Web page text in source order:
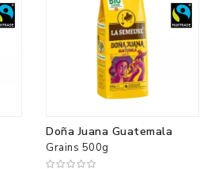
Doña Juana Guatemala
Grains 500g